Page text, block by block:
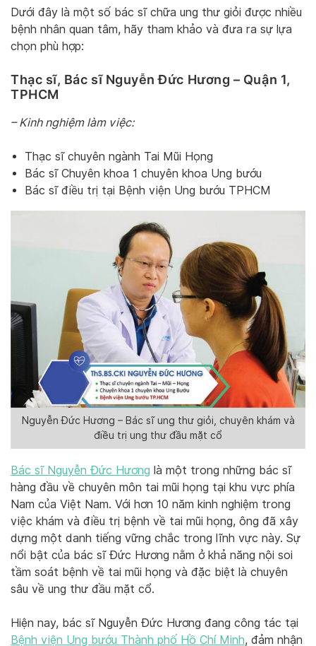
Dưới đây là một số bác sĩ chữa ung thư giỏi được nhiều
bệnh nhân quan tâm, hãy tham khảo và đưa ra sự lựa
chọn phù hợp:
Thạc sĩ, Bác sĩ Nguyễn Đức Hương – Quận 1,
TPHCM
– Kinh nghiệm làm việc:
Thạc sĩ chuyên ngành Tai Mũi Họng
Bác sĩ Chuyên khoa 1 chuyên khoa Ung bướu
Bác sĩ điều trị tại Bệnh viện Ung bướu TPHCM
Nguyễn Đức Hương – Bác sĩ ung thư giỏi, chuyên khám và
điều trị ung thư đầu mặt cổ
Bác sĩ Nguyễn Đức Hương là một trong những bác sĩ
hàng đầu về chuyên môn tai mũi họng tại khu vực phía
Nam của Việt Nam. Với hơn 10 năm kinh nghiệm trong
việc khám và điều trị bệnh về tai mũi họng, ông đã xây
dựng một danh tiếng vững chắc trong lĩnh vực này. Sự
nổi bật của bác sĩ Đức Hương nằm ở khả năng nội soi
tầm soát bệnh về tai mũi họng và đặc biệt là chuyên
sâu về ung thư đầu mặt cổ.
Hiện nay, bác sĩ Nguyễn Đức Hương đang công tác tại
Bệnh viện Ung bướu Thành phố Hồ Chí Minh, đảm nhận